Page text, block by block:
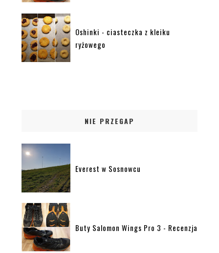
Oshinki - ciasteczka z kleiku
ryżowego
NIE PRZEGAP
Everest w Sosnowcu
Buty Salomon Wings Pro 3 - Recenzja